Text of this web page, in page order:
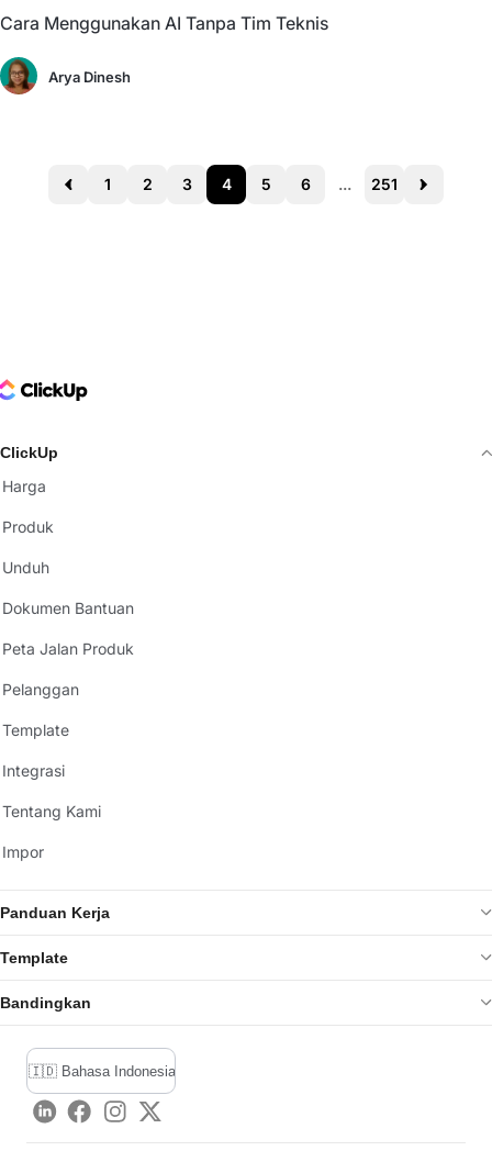
Cara Menggunakan AI Tanpa Tim Teknis
Arya Dinesh
Prev 1 2 3 4 5 6 ... 251 Next
Logo
ClickUp
Harga
Produk
Unduh
Dokumen Bantuan
Peta Jalan Produk
Pelanggan
Template
Integrasi
Tentang Kami
Impor
Panduan Kerja
Template
Bandingkan
LinkedInFacebook
Instagram
Twitter